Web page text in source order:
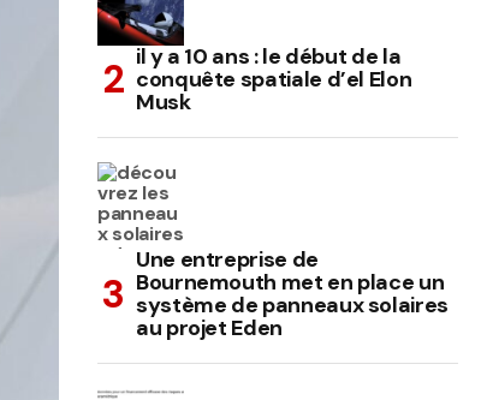
il y a 10 ans : le début de la
conquête spatiale d’el Elon
Musk
Une entreprise de
Bournemouth met en place un
système de panneaux solaires
au projet Eden